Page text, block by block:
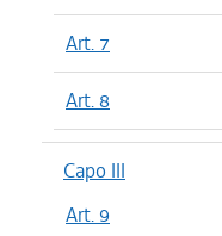
Art. 7
Art. 8
Capo III
Art. 9